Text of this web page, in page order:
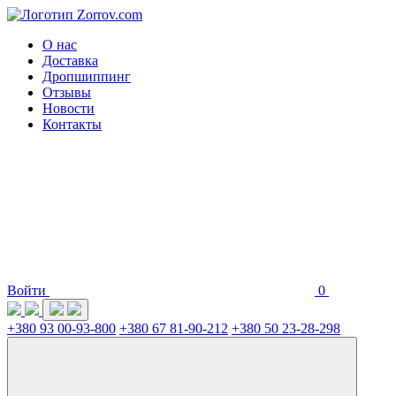
О нас
Доставка
Дропшиппинг
Отзывы
Новости
Контакты
Войти 0
+380 93 00-93-800 +380 67 81-90-212 +380 50 23-28-298